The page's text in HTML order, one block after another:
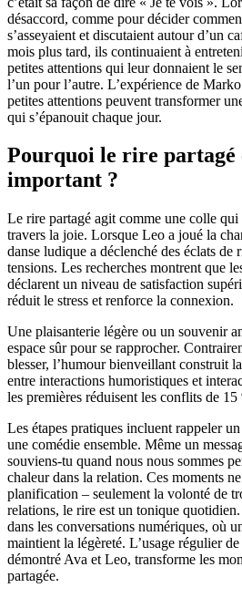
désaccord, comme pour décider
s’asseyaient et discutaient autour d’un
mois plus tard, ils continuaient à
petites attentions qui leur donnaient le
l’un pour l’autre. L’expérience de
petites attentions peuvent transformer
qui s’épanouit chaque jour.
Pourquoi le rire partagé
important ?
Le rire partagé agit comme une colle qui
travers la joie. Lorsque Leo a joué la
danse ludique a déclenché des éclats de
tensions. Les recherches montrent que
déclarent un niveau de satisfaction
réduit le stress et renforce la connexion.
Une plaisanterie légère ou un souvenir
espace sûr pour se rapprocher.
blesser, l’humour bienveillant construit
entre interactions humoristiques et
les premières réduisent les conflits de 15
Les étapes pratiques incluent rappeler
une comédie ensemble. Même un
souviens-tu quand nous nous sommes
chaleur dans la relation. Ces moments
planification – seulement la volonté de
relations, le rire est un tonique
dans les conversations numériques, où
maintient la légèreté. L’usage régulier
démontré Ava et Leo, transforme les
partagée.